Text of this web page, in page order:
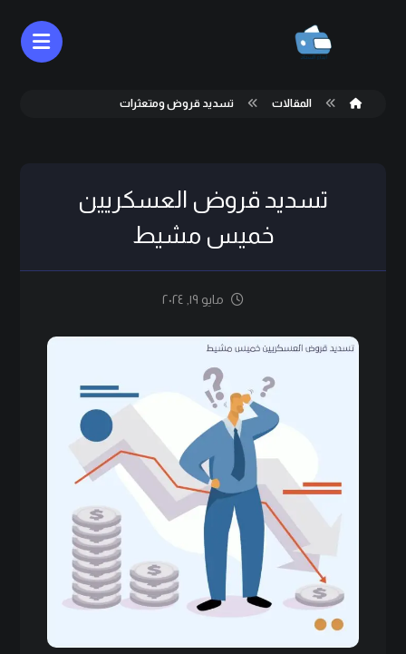
المقالات تسديد قروض ومتعثرات
تسديد قروض العسكريين
خميس مشيط
مايو ١٩, ٢٠٢٤